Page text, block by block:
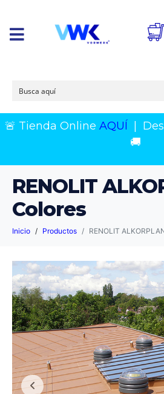
🚨 Tienda Online AQUÍ
🚚
RENOLIT
Colores
Inicio Productos RENOLIT